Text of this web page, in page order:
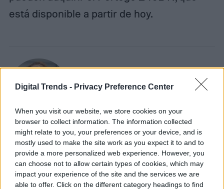
Digital Trends - Privacy Preference Center
When you visit our website, we store cookies on your
browser to collect information. The information collected
might relate to you, your preferences or your device, and is
mostly used to make the site work as you expect it to and to
provide a more personalized web experience. However, you
can choose not to allow certain types of cookies, which may
impact your experience of the site and the services we are
able to offer. Click on the different category headings to find
está disponible a partir de hoy.
Diego Bastarrica
Senior Editor
Diego Bastarrica es Senior Editor y Head of
Content en Digital Trends en Español,
donde lidera la estrategia editorial, SEO…